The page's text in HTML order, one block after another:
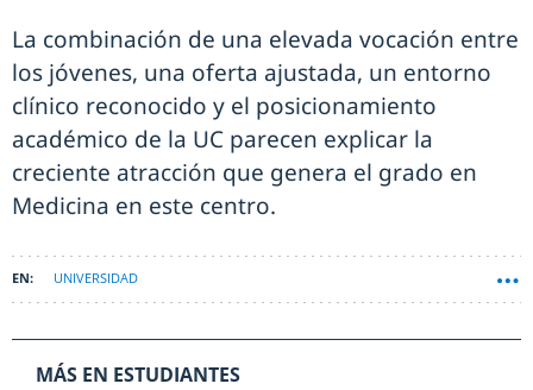
La combinación de una elevada vocación entre
los jóvenes, una oferta ajustada, un entorno
clínico reconocido y el posicionamiento
académico de la UC parecen explicar la
creciente atracción que genera el grado en
Medicina en este centro.
UNIVERSIDAD
MÁS EN ESTUDIANTES